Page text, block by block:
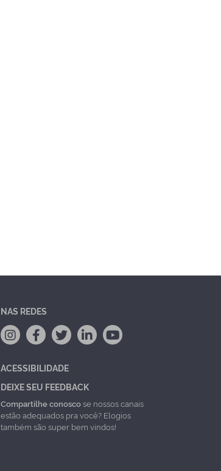
NAS REDES
ACESSIBILIDADE
DEIXE SEU FEEDBACK
Compartilhe conoscose nossos canais
estão adequados pra você? Elogios
também são super bem vindos!